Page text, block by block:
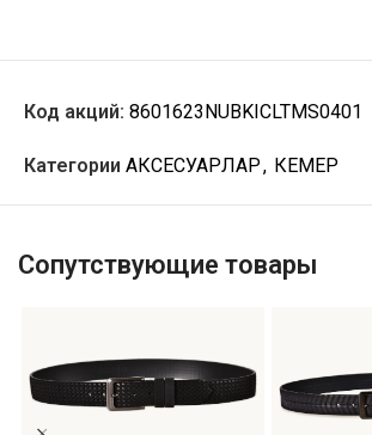
Код акций: 8601623NUBKICLTMS0401
Категории АКСЕСУАРЛАР, КЕМЕР
Сопутствующие товары